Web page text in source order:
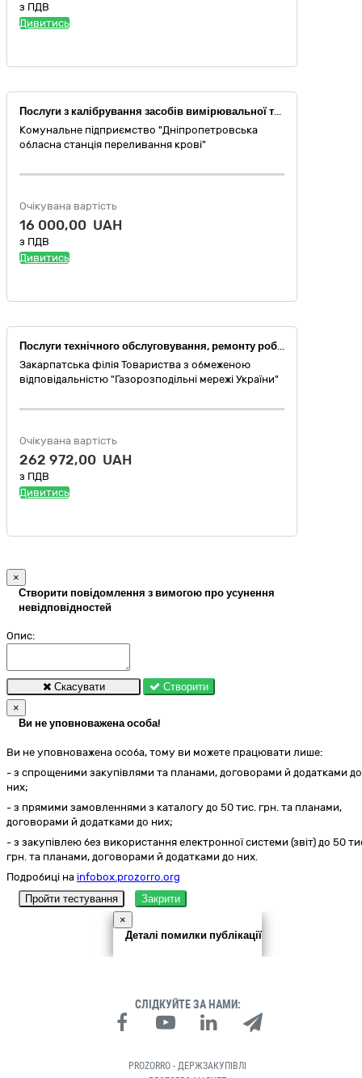
з ПДВ
Дивитись
Послуги з калібрування засобів вимірювальної техніки
Комунальне підприємство "Дніпропетровська
обласна станція переливання крові"
Очікувана вартість
16 000,00 UAH
з ПДВ
Дивитись
Послуги технічного обслуговування, ремонту робочих еталонів лічильників газу роторного типу. Послуги калібрування установок для повірки лічильників газу
Закарпатська філія Товариства з обмеженою
відповідальністю "Газорозподільні мережі України"
Очікувана вартість
262 972,00 UAH
з ПДВ
Дивитись
×
Створити повідомлення з вимогою про усунення
невідповідностей
Опис:
Скасувати
Створити
×
Ви не уповноважена особа!
Ви не уповноважена особа, тому ви можете працювати лише:
- з спрощеними закупівлями та планами, договорами й додатками до
них;
- з прямими замовленнями з каталогу до 50 тис. грн. та планами,
договорами й додатками до них;
- з закупівлею без використання електронної системи (звіт) до 50
грн. та планами, договорами й додатками до них.
Подробиці на infobox.prozorro.org
Пройти тестування
Закрити
×
Деталі помилки публікації
СЛІДКУЙТЕ ЗА НАМИ:
PROZORRO - ДЕРЖЗАКУПІВЛІ